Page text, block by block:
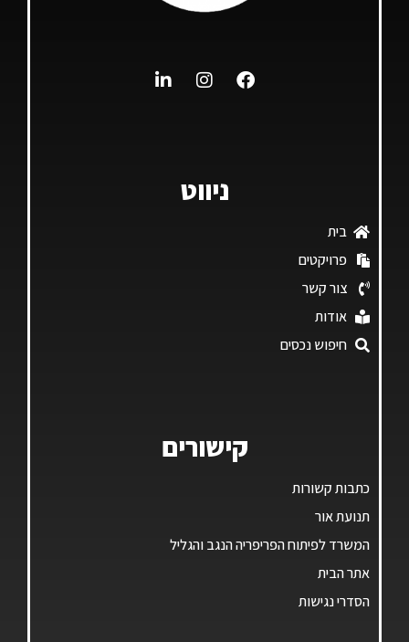
ניווט
בית
פרויקטים
צור קשר
אודות
חיפוש נכסים
קישורים
כתבות קשורות
תנועת אור
המשרד לפיתוח הפריפריה הנגב והגליל
אתר הבית
הסדרי נגישות